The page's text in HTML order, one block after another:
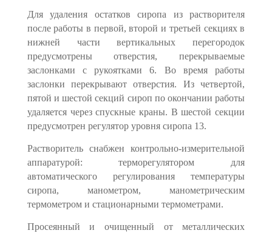
Для удаления остатков сиропа из растворителя
после работы в первой, второй и третьей секциях в
нижней части вертикальных перегородок
предусмотрены отверстия, перекрываемые
заслонками с рукоятками 6. Во время работы
заслонки перекрывают отверстия. Из четвертой,
пятой и шестой секций сироп по окончании работы
удаляется через спускные краны. В шестой секции
предусмотрен регулятор уровня сиропа 13.
Растворитель снабжен контрольно-измерительной
аппаратурой: термо­регулятором для
автоматического регулирования температуры
сиропа, манометром, манометрическим
термометром и стационарными термомет­рами.
Просеянный и очищенный от металлических